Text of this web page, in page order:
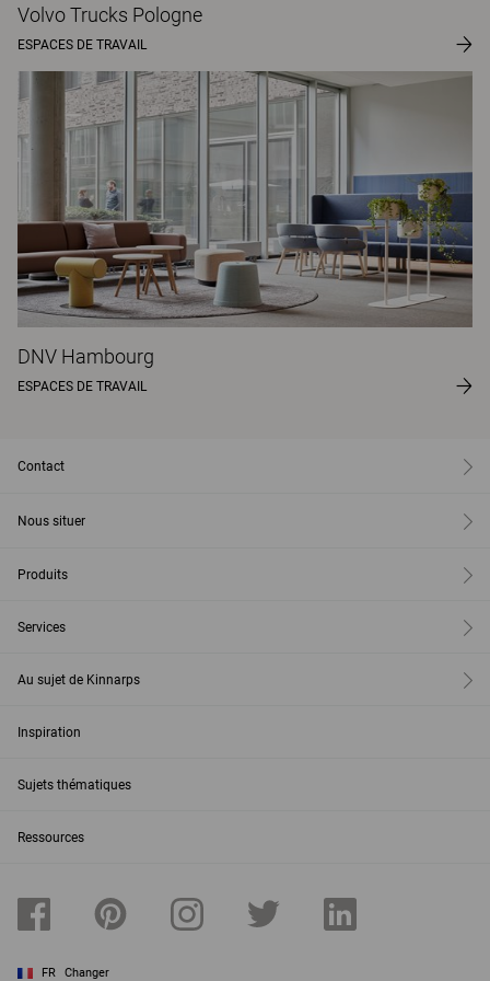
Volvo Trucks Pologne
ESPACES DE TRAVAIL
DNV Hambourg
ESPACES DE TRAVAIL
Contact
Nous situer
Produits
Services
Au sujet de Kinnarps
Inspiration
Sujets thématiques
Ressources
FR Changer